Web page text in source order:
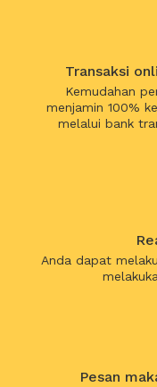
Transaksi
Kemudahan
menjamin 100%
melalui bank
Anda dapat
Pesan